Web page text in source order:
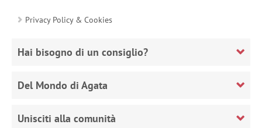
Privacy Policy & Cookies
Hai bisogno di un consiglio?
Del Mondo di Agata
Unisciti alla comunità